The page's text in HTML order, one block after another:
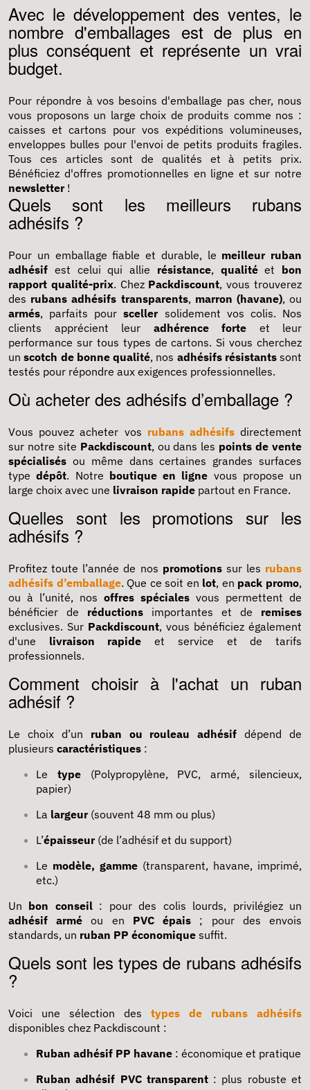
Avec le développement des ventes, le
nombre d'emballages est de plus en
plus conséquent et représente un vrai
budget.
Pour répondre à vos besoins d'emballage pas cher, nous
vous proposons un large choix de produits comme nos :
caisses et cartons pour vos expéditions volumineuses,
enveloppes bulles pour l'envoi de petits produits fragiles.
Tous ces articles sont de qualités et à petits prix.
Bénéficiez d'offres promotionnelles en ligne et sur notre
newsletter !
Quels sont les meilleurs rubans
adhésifs ?
Pour un emballage fiable et durable, le meilleur ruban
adhésif est celui qui allie résistance, qualitéet bon
rapport qualité-prix. Chez Packdiscount, vous trouverez
des rubans adhésifs transparents, marron (havane), ou
armés, parfaits pourscellersolidement vos colis. Nos
clients apprécient leur adhérence forte et leur
performance sur tous types de cartons. Si vous cherchez
unscotch de bonne qualité, nos adhésifs résistantssont
testés pour répondre aux exigences professionnelles.
Où acheter des adhésifs d’emballage ?
Vous pouvez acheter vos rubans adhésifsdirectement
sur notre site Packdiscount, ou dans les points de vente
spécialisés ou même dans certaines grandes surfaces
typedépôt. Notre boutique en ligne vous propose un
large choix avec une livraison rapide partout en France.
Quelles sont les promotions sur les
adhésifs ?
Profitez toute l’année de nos promotionssur les rubans
adhésifs d’emballage. Que ce soit en lot, en pack promo,
ou à l’unité, nos offres spéciales vous permettent de
bénéficier de réductions importantes et de remises
exclusives. Sur Packdiscount, vous bénéficiez également
d'une livraison rapide et service et de tarifs
professionnels.
Comment choisir à l'achat un ruban
adhésif ?
Le choix d’un ruban ou rouleau adhésif dépend de
plusieurs caractéristiques :
Le type(Polypropylène, PVC, armé, silencieux,
papier)
La largeur(souvent 48 mm ou plus)
L’épaisseur(de l’adhésif et du support)
Le modèle, gamme (transparent, havane, imprimé,
etc.)
Un bon conseil: pour des colis lourds, privilégiez un
adhésif armé ou en PVC épais ; pour des envois
standards, un ruban PP économique suffit.
Quels sont les types de rubans adhésifs
?
Voici une sélection des types de rubans adhésifs
disponibles chez Packdiscount :
Ruban adhésif PP havane : économique et pratique
Ruban adhésif PVC transparent: plus robuste et